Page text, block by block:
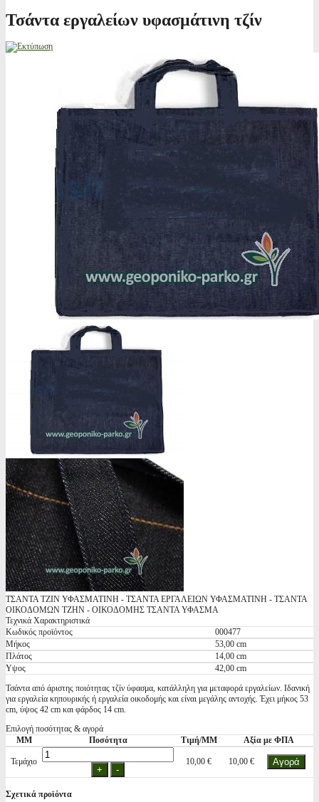
Τσάντα εργαλείων υφασμάτινη τζίν
ΤΣΑΝΤΑ ΤΖΙΝ ΥΦΑΣΜΑΤΙΝΗ - ΤΣΑΝΤΑ ΕΡΓΑΛΕΙΩΝ ΥΦΑΣΜΑΤΙΝΗ - ΤΣΑΝΤΑ
ΟΙΚΟΔΟΜΩΝ ΤΖΗΝ - ΟΙΚΟΔΟΜΗΣ ΤΣΑΝΤΑ ΥΦΑΣΜΑ
Τεχνικά Χαρακτηριστικά
Κωδικός προϊόντος
000477
Μήκος
53,00 cm
Πλάτος
14,00 cm
Υψος
42,00 cm
Τσάντα από άριστης ποιότητας τζίν ύφασμα, κατάλληλη για μεταφορά εργαλείων. Ιδανική
για εργαλεία κηπουρικής ή εργαλεία οικοδομής και είναι μεγάλης αντοχής. Έχει μήκος 53
cm, ύψος 42 cm και φάρδος 14 cm.
Επιλογή ποσότητας & αγορά
ΜΜ
Ποσότητα Τιμή/ΜΜ Αξία με ΦΠΑ
Τεμάχιο 10,00 € 10,00 €
Σχετικά προϊόντα